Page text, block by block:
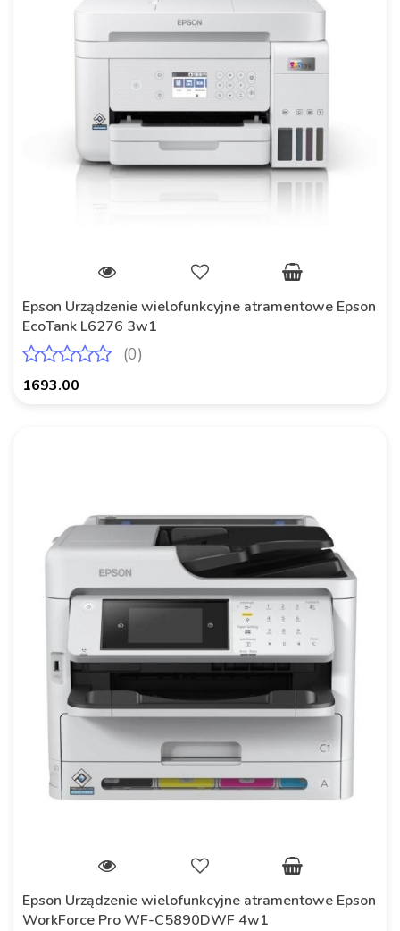
Epson Urządzenie wielofunkcyjne atramentowe Epson
EcoTank L6276 3w1
(0)
1693.00
Epson Urządzenie wielofunkcyjne atramentowe Epson
WorkForce Pro WF-C5890DWF 4w1